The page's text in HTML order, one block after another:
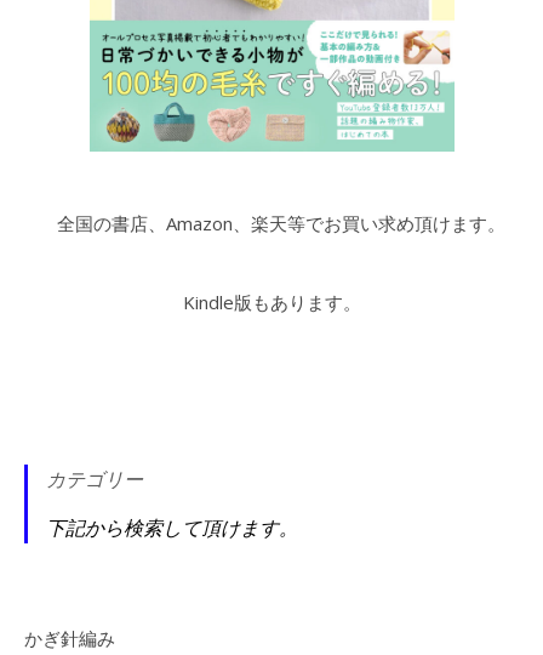
全国の書店、Amazon、楽天等でお買い求め頂けます。
Kindle版もあります。
カテゴリー
下記から検索して頂けます。
かぎ針編み